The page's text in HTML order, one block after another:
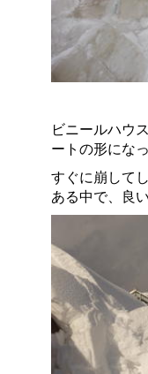
ビニールハウ
ートの形にな
すぐに崩して
ある中で、良